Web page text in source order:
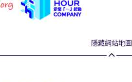
隱藏網站地圖